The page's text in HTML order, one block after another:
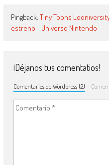
Pingback: Tiny Toons
estreno - Universo Nintendo
¡Déjanos tus comentatios!
Comentarios de Wordpress (2)